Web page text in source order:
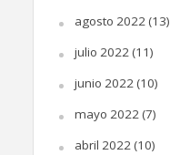
agosto 2022(13)
julio 2022(11)
junio 2022(10)
mayo 2022(7)
abril 2022(10)